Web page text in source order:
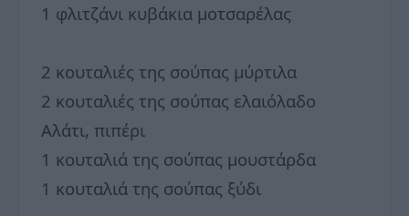
1 φλιτζάνι κυβάκια μοτσαρέλας
2 κουταλιές της σούπας μύρτιλα
2 κουταλιές της σούπας ελαιόλαδο
Αλάτι, πιπέρι
1 κουταλιά της σούπας μουστάρδα
1 κουταλιά της σούπας ξύδι